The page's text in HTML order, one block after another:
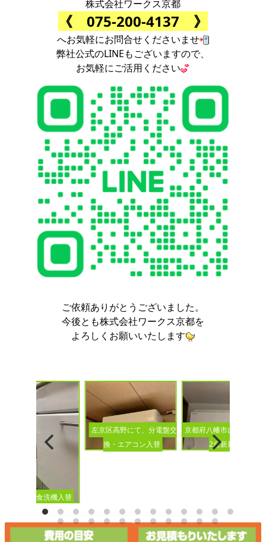
株式会社ワークス京都
《 075-200-4137 》
へお気軽にお問合せくださいませ
弊社公式のLINEもございますので、
お気軽にご活用ください
ご依頼ありがとうございました。
今後とも株式会社ワークス京都を
よろしくお願いいたします
左京区高野にて、分電盤交
換・エアコン入替
京都府八幡市にて、エア
2台新規設置
ビルトイン食洗機入替